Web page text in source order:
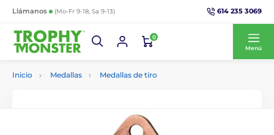
Llámanos (Mo-Fr 9-18, Sa 9-13) 614 235 3069
0
Menú
Inicio Medallas Medallas de tiro